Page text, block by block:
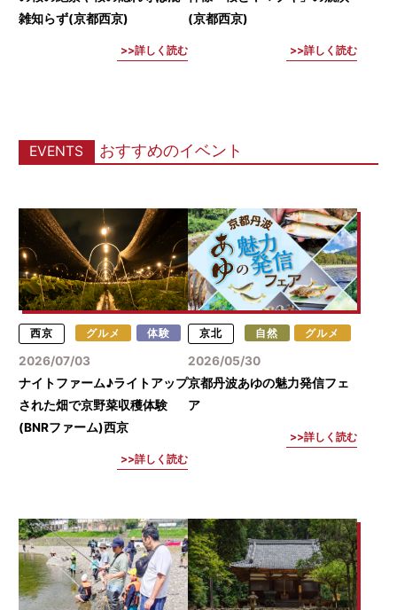
雑知らず(京都西京)
詳しく読む
(京都西京)
詳しく読む
EVENTS おすすめのイベント
西京 グルメ 体験
2026/07/03
ナイトファーム♪ライトアップ
された畑で京野菜収穫体験
(BNRファーム)西京
詳しく読む
京北 自然 グルメ
2026/05/30
京都丹波あゆの魅力発信フェ
ア
詳しく読む